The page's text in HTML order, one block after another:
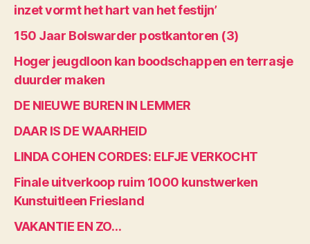
inzet vormt het hart van het festijn’
150 Jaar Bolswarder postkantoren (3)
Hoger jeugdloon kan boodschappen en terrasje
duurder maken
DE NIEUWE BUREN IN LEMMER
DAAR IS DE WAARHEID
LINDA COHEN CORDES: ELFJE VERKOCHT
Finale uitverkoop ruim 1000 kunstwerken
Kunstuitleen Friesland
VAKANTIE EN ZO…